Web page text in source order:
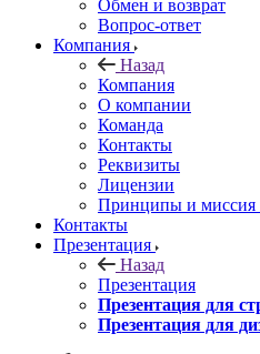
Обмен и возврат
Вопрос-ответ
Компания
Назад
Компания
О компании
Команда
Контакты
Реквизиты
Лицензии
Принципы и миссия
Контакты
Презентация
Назад
Презентация
Презентация для
Презентация для